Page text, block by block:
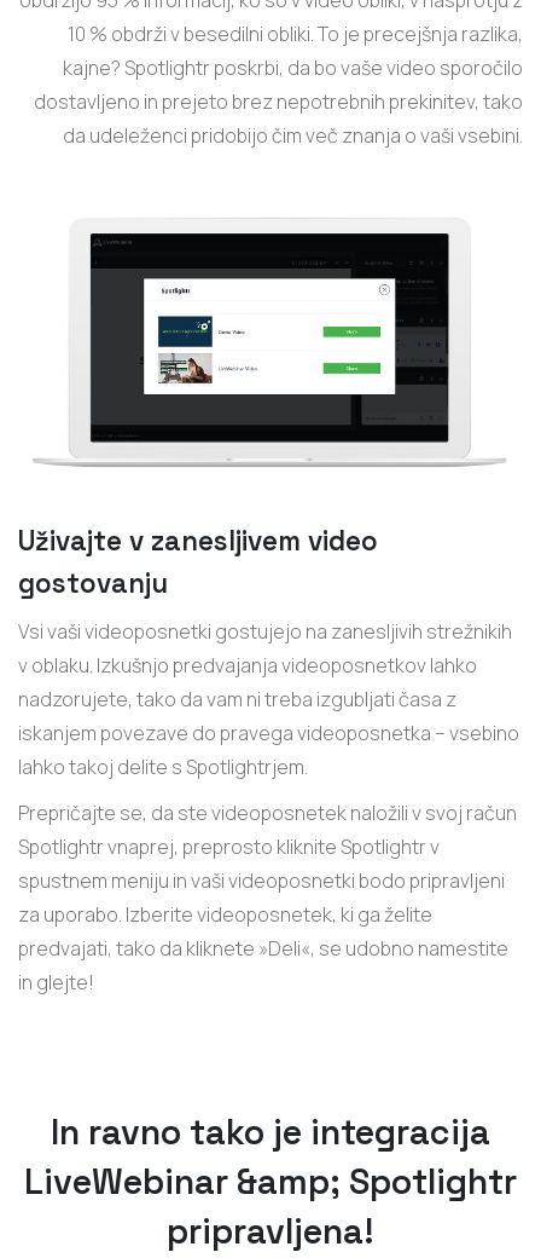
10 % obdrži v besedilni obliki. To je precejšnja razlika,
kajne? Spotlightr poskrbi, da bo vaše video sporočilo
dostavljeno in prejeto brez nepotrebnih prekinitev, tako
da udeleženci pridobijo čim več znanja o vaši vsebini.
Uživajte v zanesljivem video
gostovanju
Vsi vaši videoposnetki gostujejo na zanesljivih strežnikih
v oblaku. Izkušnjo predvajanja videoposnetkov lahko
nadzorujete, tako da vam ni treba izgubljati časa z
iskanjem povezave do pravega videoposnetka – vsebino
lahko takoj delite s Spotlightrjem.
Prepričajte se, da ste videoposnetek naložili v svoj račun
Spotlightr vnaprej, preprosto kliknite Spotlightr v
spustnem meniju in vaši videoposnetki bodo pripravljeni
za uporabo. Izberite videoposnetek, ki ga želite
predvajati, tako da kliknete »Deli«, se udobno namestite
in glejte!
In ravno tako je integracija
LiveWebinar &amp; Spotlightr
pripravljena!